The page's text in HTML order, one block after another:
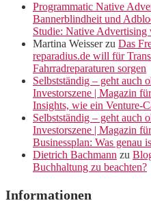
Programmatic Native
Bannerblindheit und
Studie: Native Advertising
Martina Weisserzu Das
reparadius.de will für
Fahrradreparaturen sorgen
Selbstständig – geht auch
Investorszene | Magazin
Insights, wie ein Venture-
Selbstständig – geht auch
Investorszene | Magazin
Businessplan: Was genau
Dietrich Bachmann zu
Buchhaltung zu beachten?
Informationen